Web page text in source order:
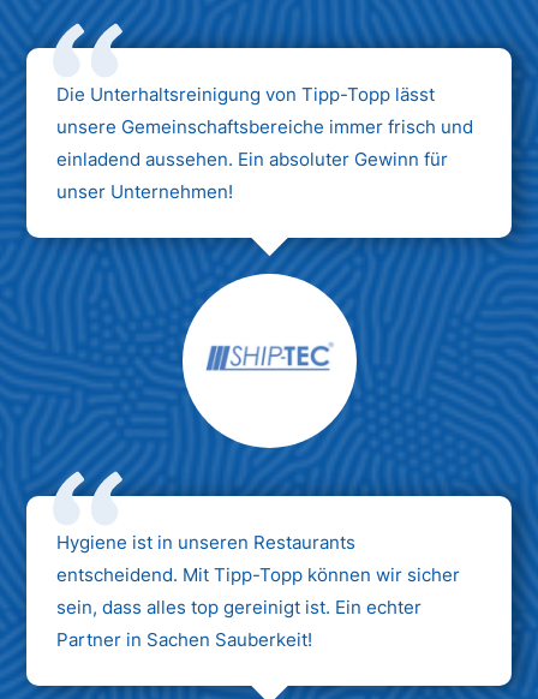
Die Unterhaltsreinigung von Tipp-Topp lässt
unsere Gemeinschaftsbereiche immer frisch und
einladend aussehen. Ein absoluter Gewinn für
unser Unternehmen!
Hygiene ist in unseren Restaurants
entscheidend. Mit Tipp-Topp können wir sicher
sein, dass alles top gereinigt ist. Ein echter
Partner in Sachen Sauberkeit!